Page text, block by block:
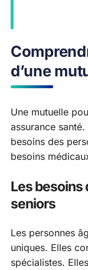
d’une
Une mutuelle
assurance
besoins des
besoins
Les besoins
seniors
Les personnes
uniques. Elles
spécialistes.